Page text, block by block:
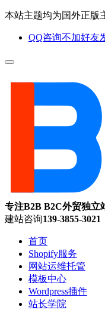
本站主题均为国外正版
QQ咨询不加好友
专注B2B B2C外贸独立
建站咨询139-3855-3021
首页
Shopify服务
网站运维托管
模板中心
Wordpress插件
站长学院